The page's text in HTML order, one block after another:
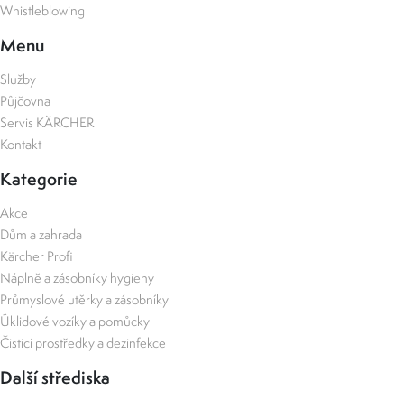
Whistleblowing
Menu
Služby
Půjčovna
Servis KÄRCHER
Kontakt
Kategorie
Akce
Dům a zahrada
Kärcher Profi
Náplně a zásobníky hygieny
Průmyslové utěrky a zásobníky
Úklidové vozíky a pomůcky
Čisticí prostředky a dezinfekce
Další střediska